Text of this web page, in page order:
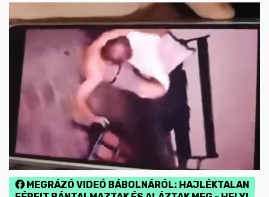
MEGRÁZÓ VIDEÓ BÁBOLNÁRÓL: HAJLÉKTALAN